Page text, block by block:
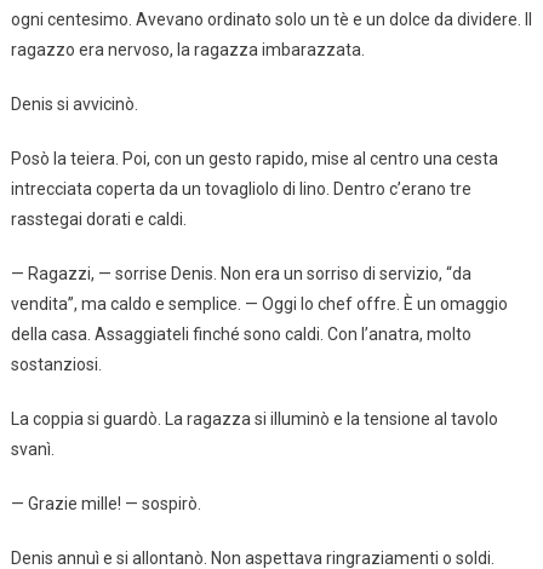
ogni centesimo. Avevano ordinato solo un tè e un dolce da dividere. Il
ragazzo era nervoso, la ragazza imbarazzata.
Denis si avvicinò.
Posò la teiera. Poi, con un gesto rapido, mise al centro una cesta
intrecciata coperta da un tovagliolo di lino. Dentro c’erano tre
rasstegai dorati e caldi.
— Ragazzi, — sorrise Denis. Non era un sorriso di servizio, “da
vendita”, ma caldo e semplice. — Oggi lo chef offre. È un omaggio
della casa. Assaggiateli finché sono caldi. Con l’anatra, molto
sostanziosi.
La coppia si guardò. La ragazza si illuminò e la tensione al tavolo
svanì.
— Grazie mille! — sospirò.
Denis annuì e si allontanò. Non aspettava ringraziamenti o soldi.